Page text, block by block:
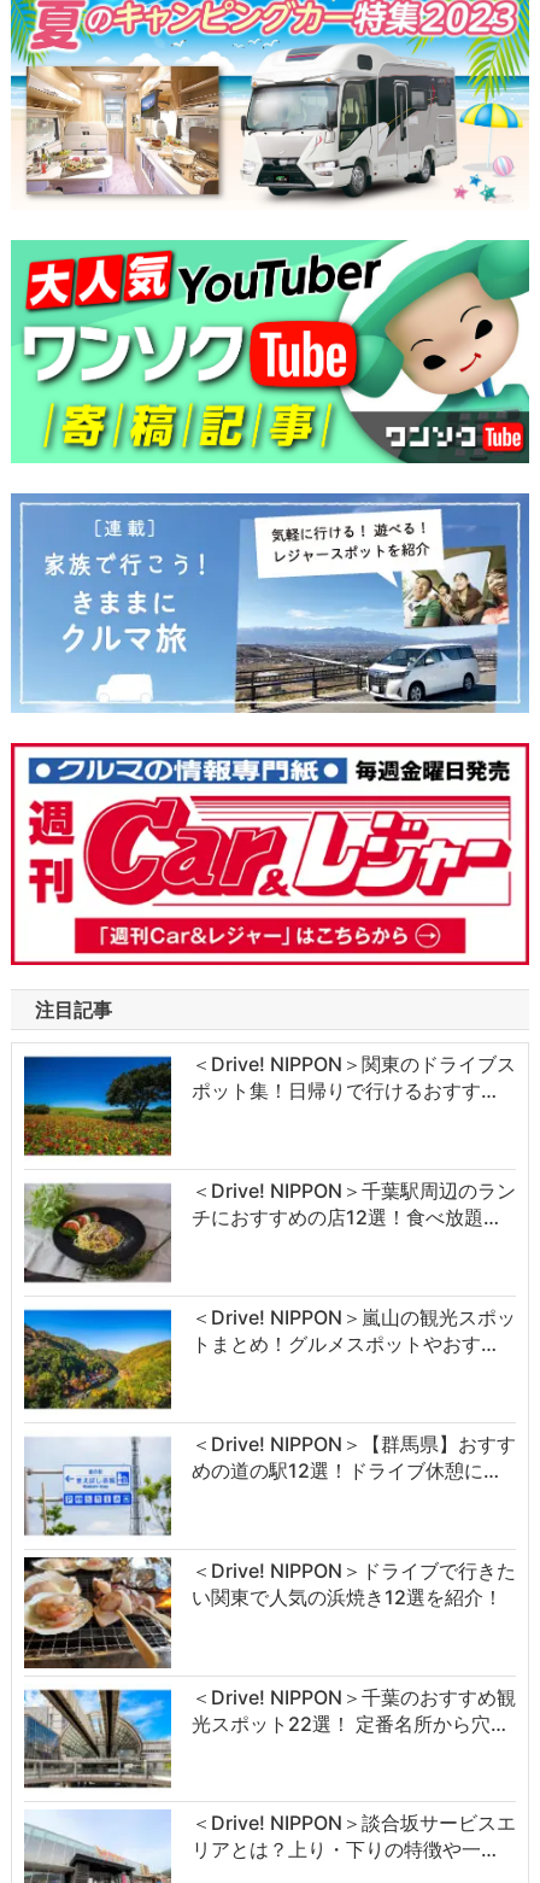
注目記事
＜Drive! NIPPON＞関東のドライブス
ポット集！日帰りで行けるおすす…
＜Drive! NIPPON＞千葉駅周辺のラン
チにおすすめの店12選！食べ放題…
＜Drive! NIPPON＞嵐山の観光スポッ
トまとめ！グルメスポットやおす…
＜Drive! NIPPON＞【群馬県】おすす
めの道の駅12選！ドライブ休憩に…
＜Drive! NIPPON＞ドライブで行きた
い関東で人気の浜焼き12選を紹介！
＜Drive! NIPPON＞千葉のおすすめ観
光スポット22選！ 定番名所から穴…
＜Drive! NIPPON＞談合坂サービスエ
リアとは？上り・下りの特徴や一…